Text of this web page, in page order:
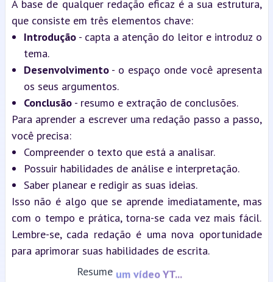
A base de qualquer redação eficaz é a sua estrutura,
que consiste em três elementos chave:
Introdução - capta a atenção do leitor e introduz o
tema.
Desenvolvimento - o espaço onde você apresenta
os seus argumentos.
Conclusão - resumo e extração de conclusões.
Para aprender a escrever uma redação passo a passo,
você precisa:
Compreender o texto que está a analisar.
Possuir habilidades de análise e interpretação.
Saber planear e redigir as suas ideias.
Isso não é algo que se aprende imediatamente, mas
com o tempo e prática, torna-se cada vez mais fácil.
Lembre-se, cada redação é uma nova oportunidade
para aprimorar suas habilidades de escrita.
Resume um vídeo YT...